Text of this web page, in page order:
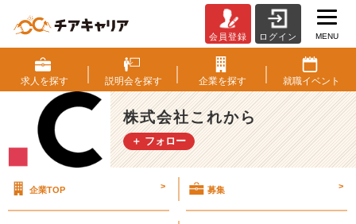
末
の
ご
挨
拶】
9
冬
会員登録 ログイン MENU
求人を探す 説明会を探す 企業を探す 就職イベント
株式会社これから
＋ フォロー
企業TOP > 募集 >